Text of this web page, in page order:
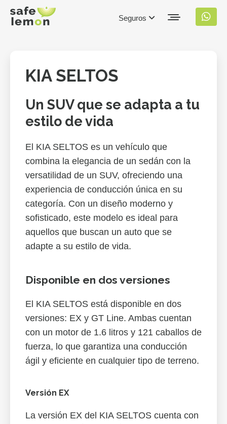
Seguros
KIA SELTOS
Un SUV que se adapta a tu
estilo de vida
El KIA SELTOS es un vehículo que
combina la elegancia de un sedán con la
versatilidad de un SUV, ofreciendo una
experiencia de conducción única en su
categoría. Con un diseño moderno y
sofisticado, este modelo es ideal para
aquellos que buscan un auto que se
adapte a su estilo de vida.
Disponible en dos versiones
El KIA SELTOS está disponible en dos
versiones: EX y GT Line. Ambas cuentan
con un motor de 1.6 litros y 121 caballos de
fuerza, lo que garantiza una conducción
ágil y eficiente en cualquier tipo de terreno.
Versión EX
La versión EX del KIA SELTOS cuenta con